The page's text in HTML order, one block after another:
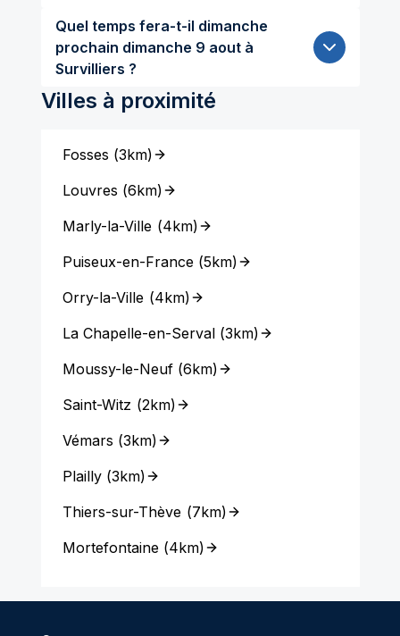
Quel temps fera-t-il dimanche
prochain dimanche 9 aout à
Survilliers ?
Villes à proximité
Fosses (3km)
Louvres (6km)
Marly-la-Ville (4km)
Puiseux-en-France(5km)
Orry-la-Ville (4km)
La Chapelle-en-Serval(3km)
Moussy-le-Neuf(6km)
Saint-Witz (2km)
Vémars (3km)
Plailly(3km)
Thiers-sur-Thève (7km)
Mortefontaine(4km)